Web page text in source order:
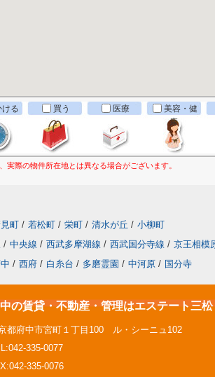
ける 買う 医療
美容・健
康
際の物件所在地とは異なる場合がございます。
町 / 若松町 / 栄町 / 清水が丘 / 小柳町
/ 中央線 / 西武多摩湖線 / 西武国分寺線 / 京王相模
/ 西府 / 白糸台 / 多磨霊園 / 中河原 / 国分寺
の賃貸・不動産・管理はエステート三松
都府中市宮町１丁目100 ル・シーニュ102
335-0077
335-0076